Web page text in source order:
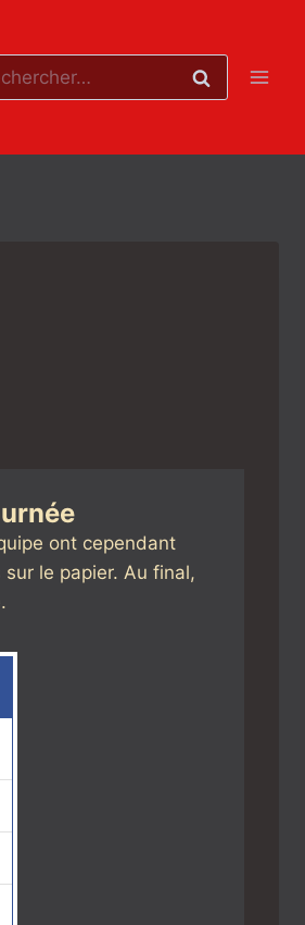
:
ont cependant
le papier. Au final,